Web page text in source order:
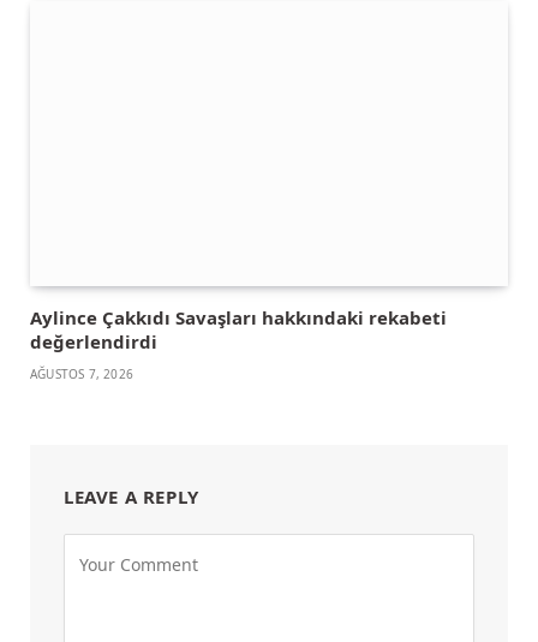
Aylince Çakkıdı Savaşları hakkındaki rekabeti
değerlendirdi
AĞUSTOS 7, 2026
LEAVE A REPLY